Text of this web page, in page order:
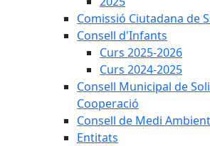
Comissió Ciutadana de
Consell d'Infants
Curs 2025-2026
Curs 2024-2025
Consell Municipal de
Cooperació
Consell de Medi
Entitats